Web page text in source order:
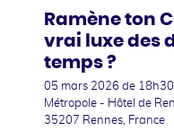
Ramène ton
vrai luxe des
temps ?
05 mars 2026 de
Métropole - Hôtel de
35207 Rennes, France